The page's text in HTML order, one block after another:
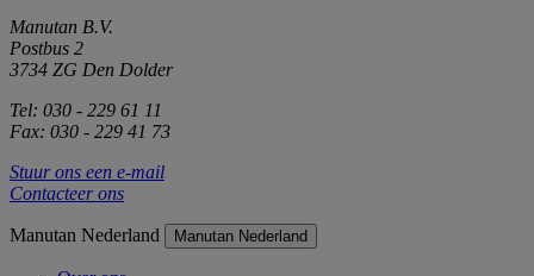
Manutan B.V.
Postbus 2
3734 ZG Den Dolder
Tel: 030 - 229 61 11
Fax: 030 - 229 41 73
Stuur ons een e-mail
Contacteer ons
Manutan Nederland Manutan Nederland